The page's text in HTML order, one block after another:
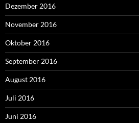
Dezember 2016
November 2016
Oktober 2016
September 2016
August 2016
Juli 2016
Juni 2016